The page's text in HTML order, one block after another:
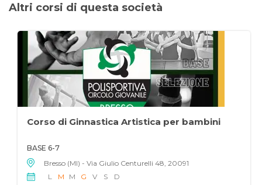
Altri corsi di questa società
Corso di Ginnastica Artistica per bambini
BASE 6-7
Bresso (MI) - Via Giulio Centurelli 48, 20091
L
M M G V S
D